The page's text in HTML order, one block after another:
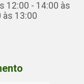
12:00 - 14:00 às
às 13:00